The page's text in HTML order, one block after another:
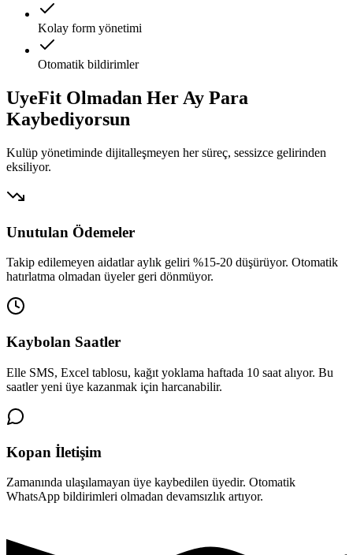
Kolay form yönetimi
Otomatik bildirimler
UyeFit Olmadan Her Ay Para
Kaybediyorsun
Kulüp yönetiminde dijitalleşmeyen her süreç, sessizce gelirinden
eksiliyor.
Unutulan Ödemeler
Takip edilemeyen aidatlar aylık geliri %15-20 düşürüyor. Otomatik
hatırlatma olmadan üyeler geri dönmüyor.
Kaybolan Saatler
Elle SMS, Excel tablosu, kağıt yoklama haftada 10 saat alıyor. Bu
saatler yeni üye kazanmak için harcanabilir.
Kopan İletişim
Zamanında ulaşılamayan üye kaybedilen üyedir. Otomatik
WhatsApp bildirimleri olmadan devamsızlık artıyor.